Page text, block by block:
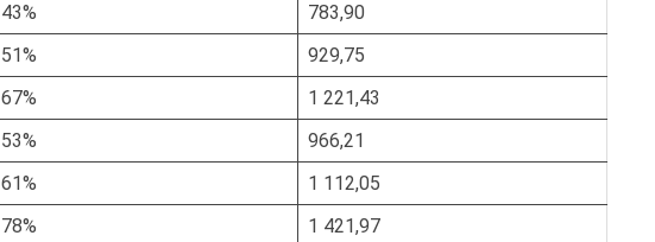
43%
783,90
51%
929,75
67%
1 221,43
53%
966,21
61%
1 112,05
78%
1 421,97